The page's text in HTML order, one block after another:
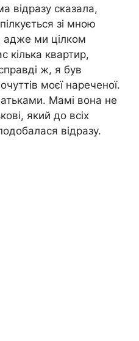
відразу сказала,
зі мною
адже ми цілком
кілька квартир,
ж, я був
моєї нареченої.
Мамі вона не
який до всіх
відразу.